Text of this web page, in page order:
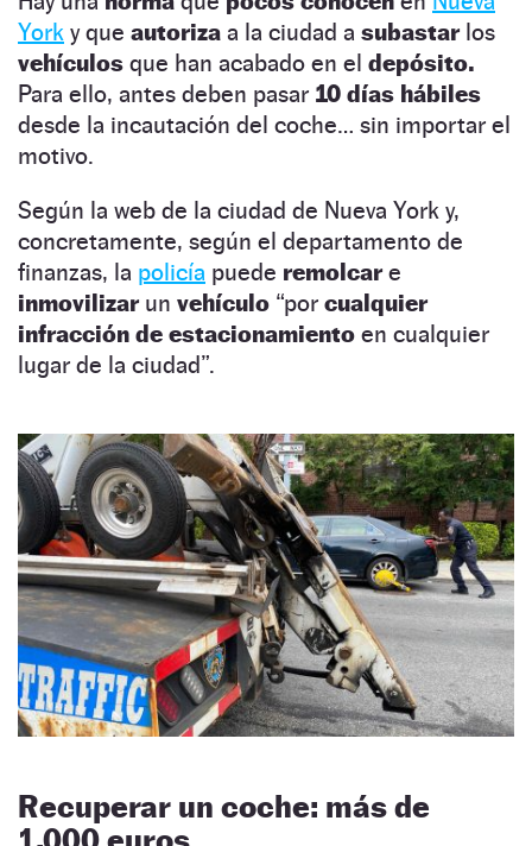
York y que autoriza a la ciudad a subastar los
vehículos que han acabado en el depósito.
Para ello, antes deben pasar 10 días hábiles
desde la incautación del coche… sin importar el
motivo.
Según la web de la ciudad de Nueva York y,
concretamente, según el departamento de
finanzas, la policía puede remolcare
inmovilizar un vehículo “por cualquier
infracción de estacionamiento en cualquier
lugar de la ciudad”.
Recuperar un coche: más de